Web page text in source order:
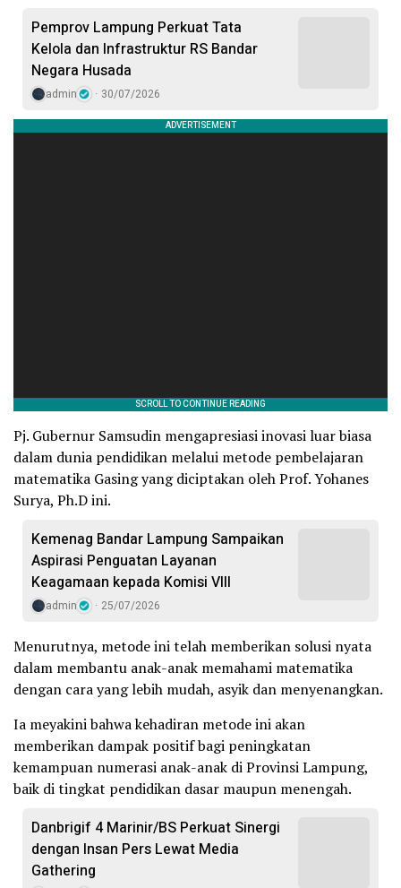
Pemprov Lampung Perkuat Tata
Kelola dan Infrastruktur RS Bandar
Negara Husada
admin 30/07/2026
Pj. Gubernur Samsudin mengapresiasi inovasi luar biasa
dalam dunia pendidikan melalui metode pembelajaran
matematika Gasing yang diciptakan oleh Prof. Yohanes
Surya, Ph.D ini.
Kemenag Bandar Lampung Sampaikan
Aspirasi Penguatan Layanan
Keagamaan kepada Komisi VIII
admin 25/07/2026
Menurutnya, metode ini telah memberikan solusi nyata
dalam membantu anak-anak memahami matematika
dengan cara yang lebih mudah, asyik dan menyenangkan.
Ia meyakini bahwa kehadiran metode ini akan
memberikan dampak positif bagi peningkatan
kemampuan numerasi anak-anak di Provinsi Lampung,
baik di tingkat pendidikan dasar maupun menengah.
Danbrigif 4 Marinir/BS Perkuat Sinergi
dengan Insan Pers Lewat Media
Gathering